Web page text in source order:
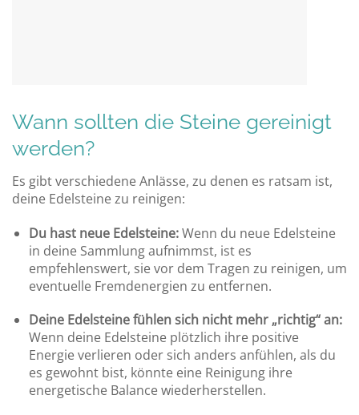
Wann sollten die Steine gereinigt
werden?
Es gibt verschiedene Anlässe, zu denen es ratsam ist,
deine Edelsteine zu reinigen:
Du hast neue Edelsteine:Wenn du neue Edelsteine
in deine Sammlung aufnimmst, ist es
empfehlenswert, sie vor dem Tragen zu reinigen, um
eventuelle Fremdenergien zu entfernen.
Deine Edelsteine fühlen sich nicht mehr „richtig“ an:
Wenn deine Edelsteine plötzlich ihre positive
Energie verlieren oder sich anders anfühlen, als du
es gewohnt bist, könnte eine Reinigung ihre
energetische Balance wiederherstellen.